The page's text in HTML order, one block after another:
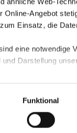
Online-Angebot
Einsatz, die
eine notwendige
Darstellung
Angebote,
Tracking-Zwecke
Diese übermitteln
Funktional